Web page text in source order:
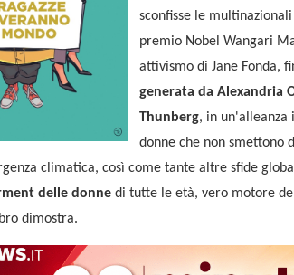
sconfisse le
premio Nobel Wangari
attivismo di Jane Fonda,
generata da Alexandria
Thunberg, in un'alleanza
donne che non smettono
climatica, così come tante altre sfide
delle donne di tutte le età, vero motore
dimostra.